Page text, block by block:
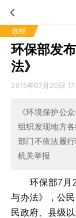
政经
环保部发
法》
2015年07月20日
《环境保护公
组织发现地方
部门不依法履
机关举报
环保部7月20
与办法》，公
民政府、县级